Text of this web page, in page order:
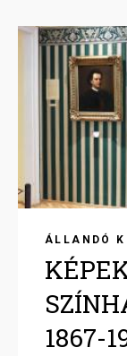
Image
ÁLLANDÓ
1867-